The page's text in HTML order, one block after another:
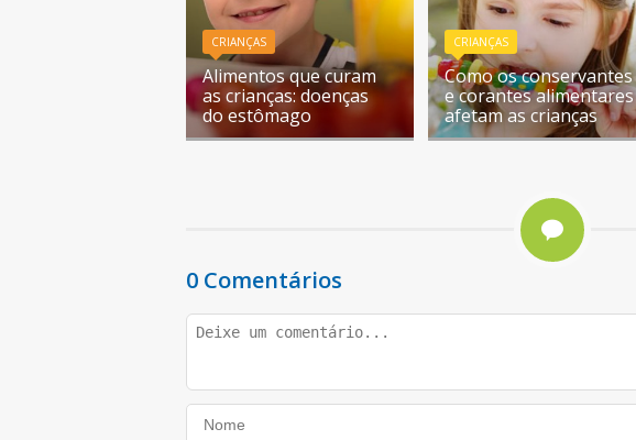
CRIANÇAS
Alimentos que curam
as crianças: doenças
do estômago
CRIANÇAS
Como os conservantes
e corantes alimentares
afetam as crianças
0 Comentários